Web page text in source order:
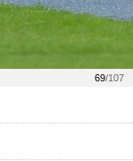
69/107